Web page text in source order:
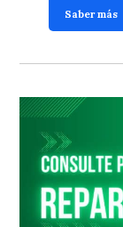
Saber más